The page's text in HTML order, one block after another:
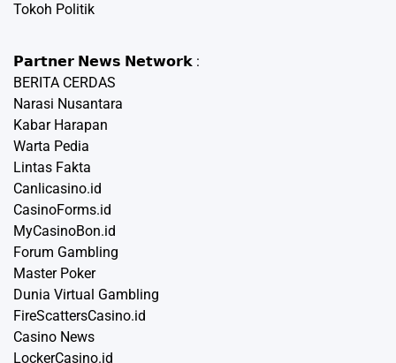
Tokoh Politik
𝗣𝗮𝗿𝘁𝗻𝗲𝗿 𝗡𝗲𝘄𝘀 𝗡𝗲𝘁𝘄𝗼𝗿𝗸 :
BERITA CERDAS
Narasi Nusantara
Kabar Harapan
Warta Pedia
Lintas Fakta
Canlicasino.id
CasinoForms.id
MyCasinoBon.id
Forum Gambling
Master Poker
Dunia Virtual Gambling
FireScattersCasino.id
Casino News
LockerCasino.id